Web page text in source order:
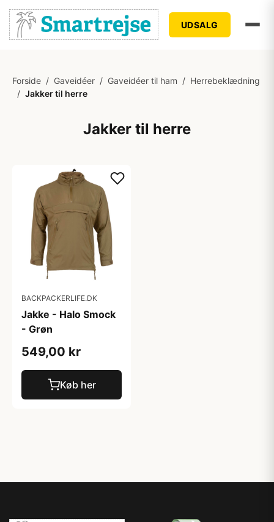
UDSALG
Forside / Gaveidéer / Gaveidéer til ham / Herrebeklædning
/ Jakker til herre
Jakker til herre
BACKPACKERLIFE.DK
Jakke - Halo Smock
- Grøn
549,00 kr
Køb her